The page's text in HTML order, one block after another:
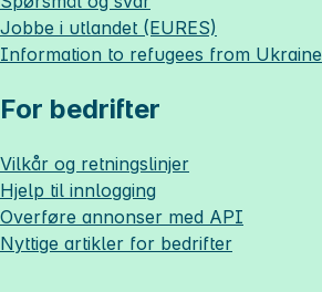
Jobbe i utlandet (EURES)
Information to refugees from Ukraine
For bedrifter
Vilkår og retningslinjer
Hjelp til innlogging
Overføre annonser med API
Nyttige artikler for bedrifter